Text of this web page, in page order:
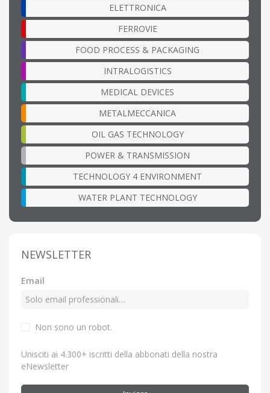
ELETTRONICA
FERROVIE
FOOD PROCESS & PACKAGING
INTRALOGISTICS
MEDICAL DEVICES
METALMECCANICA
OIL GAS TECHNOLOGY
POWER & TRANSMISSION
TECHNOLOGY 4 ENVIRONMENT
WATER PLANT TECHNOLOGY
NEWSLETTER
Email
Non sono un robot.
Unisciti ai 4.300+ iscritti della abbonati della nostra
eNewsletter